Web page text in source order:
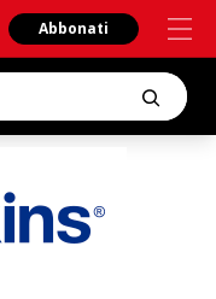
Abbonati